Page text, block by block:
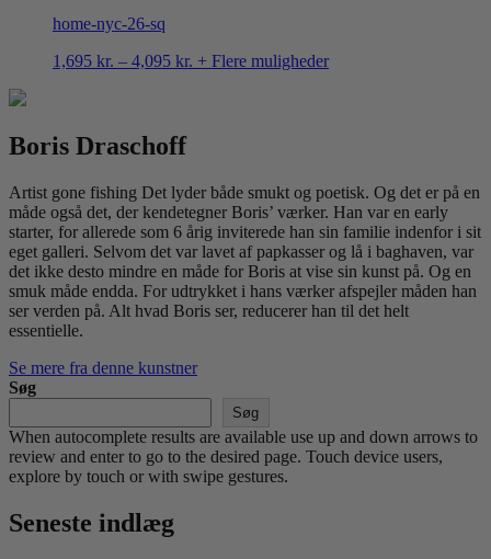
home-nyc-26-sq
1,695 kr. – 4,095 kr. Prisinterval:
+ Flere muligheder
Boris Draschoff
Artist gone fishing Det lyder både smukt og poetisk. Og det er på en
måde også det, der kendetegner Boris’ værker. Han var en early
starter, for allerede som 6 årig inviterede han sin familie indenfor i sit
eget galleri. Selvom det var lavet af papkasser og lå i baghaven, var
det ikke desto mindre en måde for Boris at vise sin kunst på. Og en
smuk måde endda. For udtrykket i hans værker afspejler måden han
ser verden på. Alt hvad Boris ser, reducerer han til det helt
essentielle.
Se mere fra denne kunstner
Søg
Søg
When autocomplete results are available use up and down arrows to
review and enter to go to the desired page. Touch device users,
explore by touch or with swipe gestures.
Seneste indlæg